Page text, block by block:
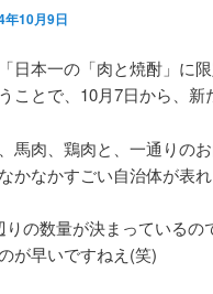
年10月9日
日本一の「肉と焼酎」に限
ことで、10月7日から、新
馬肉、鶏肉と、一通りの
かなかすごい自治体が表
りの数量が決まっている
が早いですねえ(笑)